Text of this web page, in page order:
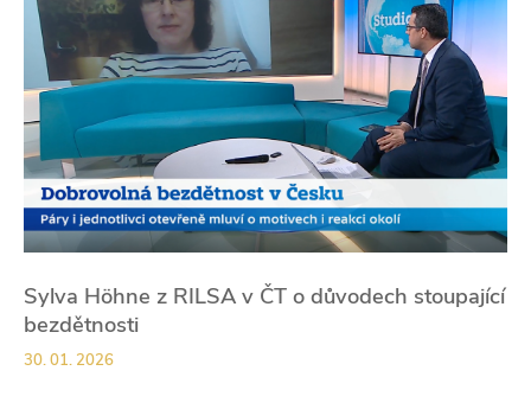
Sylva Höhne z RILSA v ČT o důvodech stoupající
bezdětnosti
30. 01. 2026